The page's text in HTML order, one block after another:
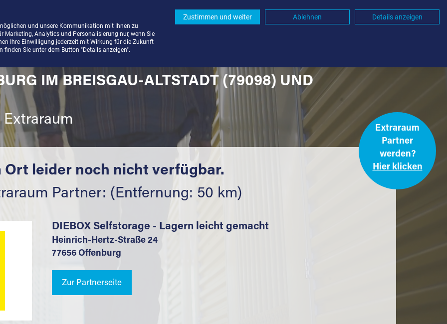
IM BREISGAU-ALTSTADT (79098) UND
Extraraum
Partner
werden?
Hier klicken
Ort leider noch nicht verfügbar.
Partner: (Entfernung: 50 km)
DIEBOX Selfstorage - Lagern leicht gemacht
Heinrich-Hertz-Straße 24
77656 Offenburg
Zur Partnerseite
und unsere Kommunikation mit Ihnen zu
Marketing, Analytics und Personalisierung nur, wenn Sie
Ihre Einwilligung jederzeit mit Wirkung für die Zukunft
Sie unter dem Button "Details anzeigen".
Zustimmen und weiter Ablehnen Details anzeigen